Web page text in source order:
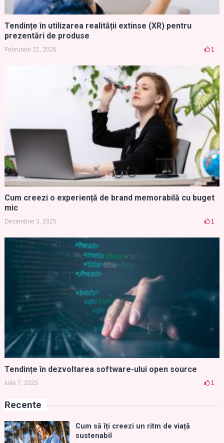
Tendințe în utilizarea realității extinse (XR) pentru
prezentări de produse
Februarie 21, 2026 1
Cum creezi o experiență de brand memorabilă cu buget
mic
Decembrie 3, 2025 1
Tendințe în dezvoltarea software-ului open source
Iulie 7, 2025 1
Recente
Cum să îți creezi un ritm de viață
sustenabil